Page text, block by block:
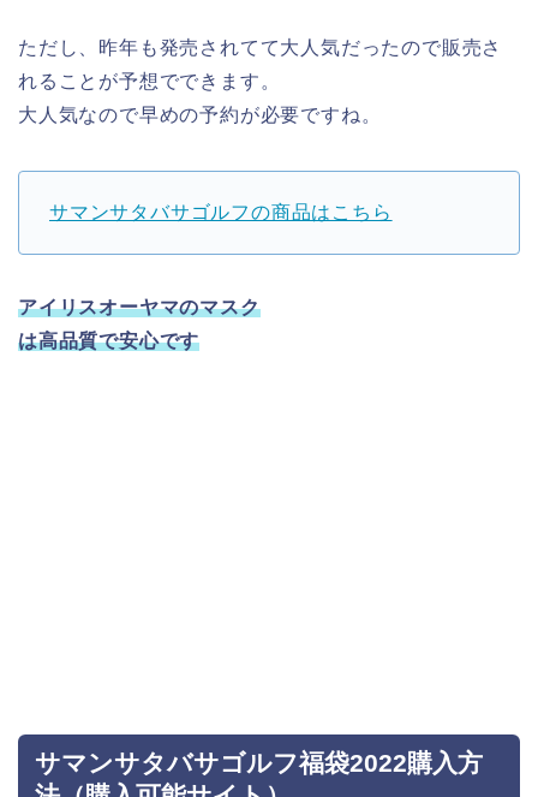
ただし、昨年も発売されてて大人気だったので販売さ
れることが予想でできます。
大人気なので早めの予約が必要ですね。
サマンサタバサゴルフの商品はこちら
アイリスオーヤマのマスク
は高品質で安心です
サマンサタバサゴルフ福袋2022購入方